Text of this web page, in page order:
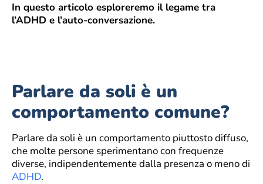
In questo articolo esploreremo il legame tra
l’ADHD e l’auto-conversazione.
Parlare da soli è un
comportamento comune?
Parlare da soli è un comportamento piuttosto diffuso,
che molte persone sperimentano con frequenze
diverse, indipendentemente dalla presenza o meno di
ADHD.